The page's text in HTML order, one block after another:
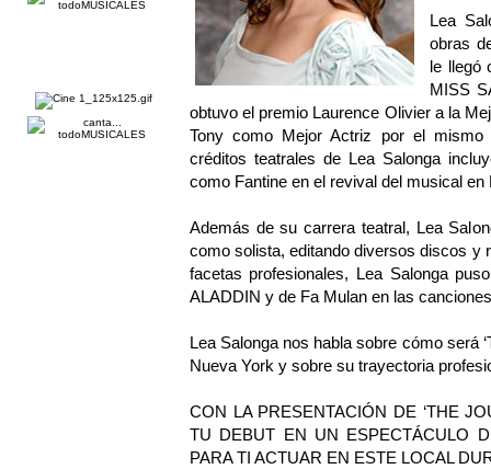
Lea
obras
le llegó
MISS
obtuvo el premio Laurence Olivier a la
Tony como Mejor Actriz por el mismo
créditos teatrales de Lea Salonga
como Fantine en el revival del musical
Además de su carrera teatral, Lea
como solista, editando diversos discos y
facetas profesionales, Lea Salonga
ALADDIN y de Fa Mulan en las
Lea Salonga nos habla sobre cómo será
Nueva York y sobre su trayectoria
CON LA PRESENTACIÓN DE ‘THE
TU DEBUT EN UN ESPECTÁCULO
PARA TI ACTUAR EN ESTE LOCAL